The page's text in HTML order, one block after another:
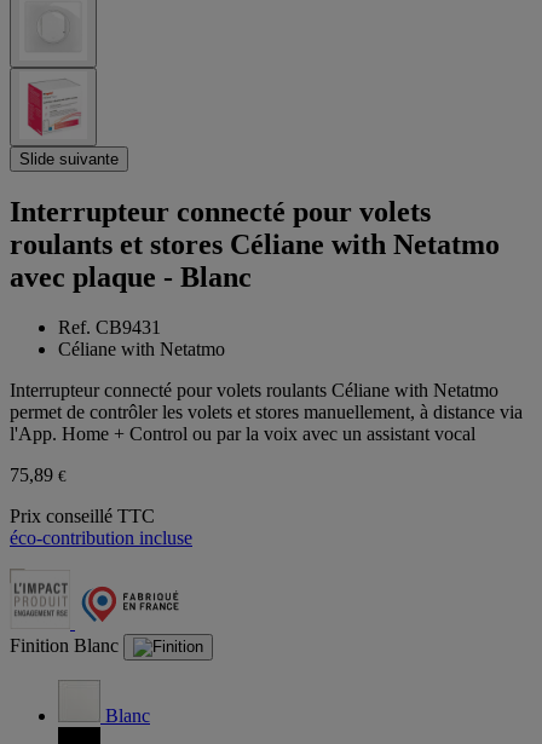
Slide suivante
Interrupteur connecté pour volets
roulants et stores Céliane with Netatmo
avec plaque - Blanc
Ref. CB9431
Céliane with Netatmo
Interrupteur connecté pour volets roulants Céliane with Netatmo
permet de contrôler les volets et stores manuellement, à distance via
l'App. Home + Control ou par la voix avec un assistant vocal
75,89 €
Prix conseillé TTC
éco-contribution incluse
Finition Blanc
Blanc